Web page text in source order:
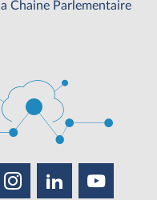
la Chaine Parlementaire